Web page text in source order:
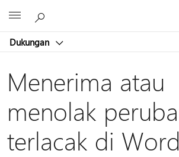
Dukungan
Menerima atau
menolak
terlacak di Word